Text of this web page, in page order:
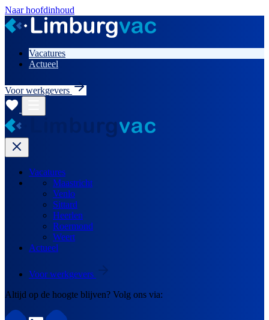
Naar hoofdinhoud
Vacatures
Actueel
Voor werkgevers
Vacatures
Maastricht
Venlo
Sittard
Heerlen
Roermond
Weert
Actueel
Voor werkgevers
Altijd op de hoogte blijven? Volg ons via: